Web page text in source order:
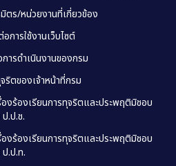
ตร/หน่วยงานที่เกี่ยวข้อง
การใช้งานเว็บไซต์
ารดำเนินงานของกรม
ริตของเจ้าหน้าที่กรม
งร้องเรียนการทุจริตและประพฤติมิชอบ
.ป.ช.
งร้องเรียนการทุจริตและประพฤติมิชอบ
.ป.ท.